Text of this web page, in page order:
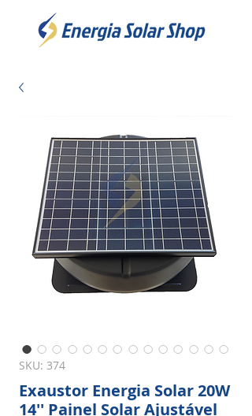
SKU: 374
Exaustor Energia Solar ​​​​​​​20W
14'' Painel Solar Ajustável